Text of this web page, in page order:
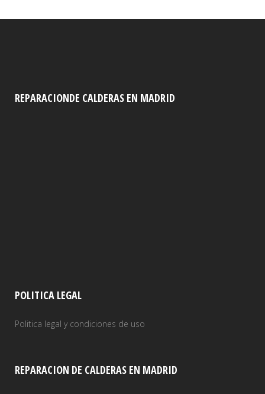
REPARACIONDE CALDERAS EN MADRID
POLITICA LEGAL
Politica legal y condiciones de uso
REPARACION DE CALDERAS EN MADRID